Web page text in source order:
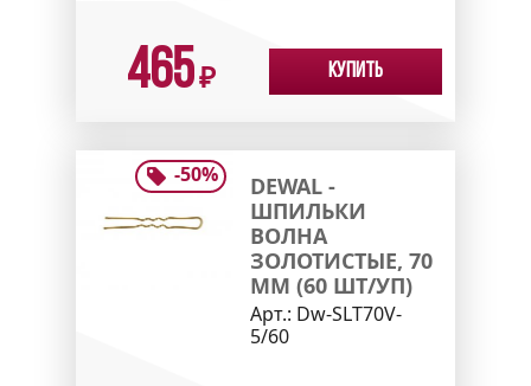
465₽ Купить
-50%
DEWAL -
ШПИЛЬКИ
ВОЛНА
ЗОЛОТИСТЫЕ, 70
ММ (60 ШТ/УП)
Арт.: Dw-SLT70V-
5/60